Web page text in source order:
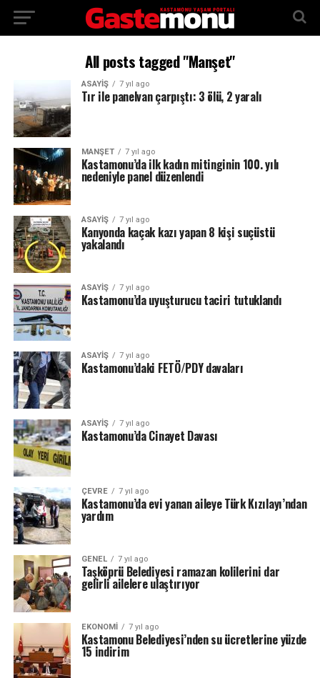
All posts tagged "Manşet"
ASAYİŞ 7 yıl ago
Tır ile panelvan çarpıştı: 3 ölü, 2 yaralı
MANŞET 7 yıl ago
Kastamonu’da ilk kadın mitinginin 100. yılı
nedeniyle panel düzenlendi
ASAYİŞ 7 yıl ago
Kanyonda kaçak kazı yapan 8 kişi suçüstü
yakalandı
ASAYİŞ 7 yıl ago
Kastamonu’da uyuşturucu taciri tutuklandı
ASAYİŞ 7 yıl ago
Kastamonu’daki FETÖ/PDY davaları
ASAYİŞ 7 yıl ago
Kastamonu’da Cinayet Davası
ÇEVRE 7 yıl ago
Kastamonu’da evi yanan aileye Türk Kızılayı’ndan
yardım
GENEL 7 yıl ago
Taşköprü Belediyesi ramazan kolilerini dar
gelirli ailelere ulaştırıyor
EKONOMİ 7 yıl ago
Kastamonu Belediyesi’nden su ücretlerine yüzde
15 indirim